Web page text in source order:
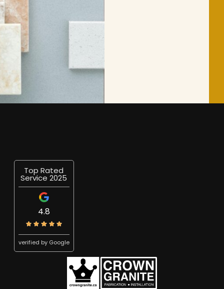
Top Rated
Service 2025
4.8
verified by Google